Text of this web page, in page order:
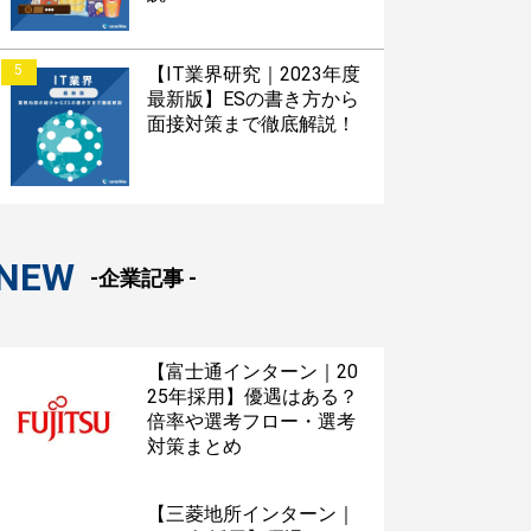
5
【IT業界研究｜2023年度
最新版】ESの書き方から
面接対策まで徹底解説！
-企業記事 -
【富士通インターン｜20
25年採用】優遇はある？
倍率や選考フロー・選考
対策まとめ
【三菱地所インターン｜